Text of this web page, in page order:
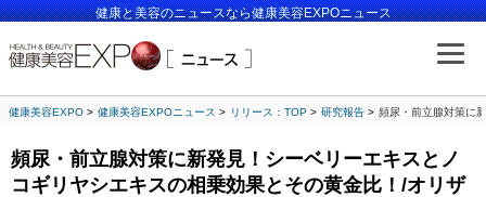
健康と美容のニュースなら健康美容EXPOニュース
健康美容EXPO 健康美容EXPOニュース リリース：TOP 研究報告 頻尿・前立腺対策に
頻尿・前立腺対策に新発見！シーベリーエキスとノ
コギリヤシエキスの相乗効果とその黄金比！/オリザ